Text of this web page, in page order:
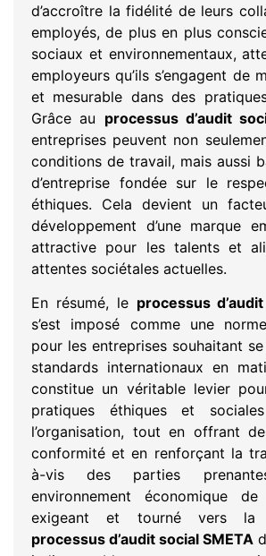
d’accroître la fidélité de leurs
employés, de plus en plus
sociaux et environnementaux,
employeurs qu’ils s’engagent de
et mesurable dans des
Grâce au processus d’audit
entreprises peuvent non
conditions de travail, mais aussi
d’entreprise fondée sur le
éthiques. Cela devient un
développement d’une marque
attractive pour les talents et
attentes sociétales actuelles.
En résumé, le processus
s’est imposé comme une
pour les entreprises souhaitant
standards internationaux en
constitue un véritable levier
pratiques éthiques et
l’organisation, tout en offrant
conformité et en renforçant la
à-vis des parties
environnement économique
exigeant et tourné vers la
processus d’audit social SMETA